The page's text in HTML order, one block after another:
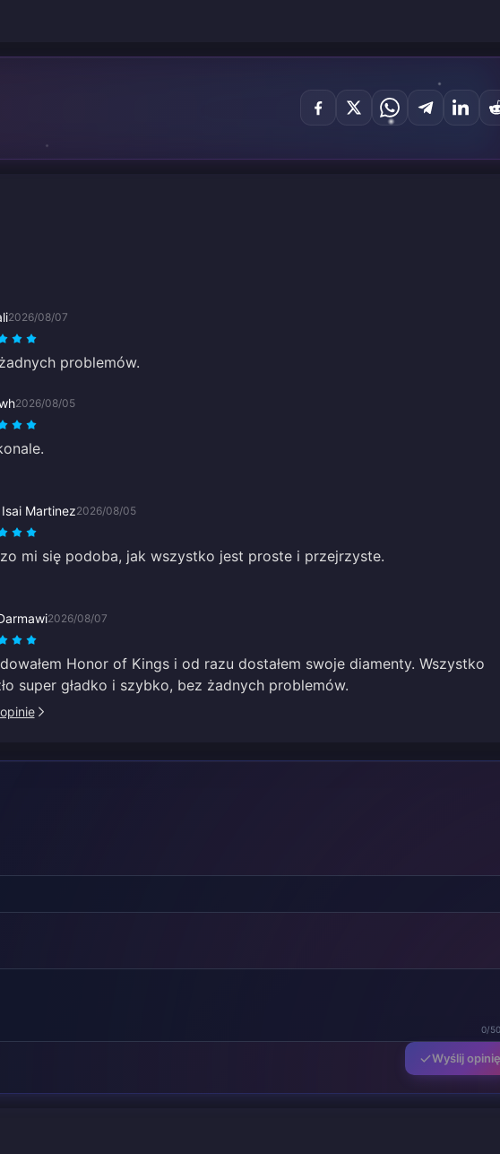
2026/08/07
problemów.
2026/08/05
Martinez2026/08/05
mi się podoba, jak wszystko jest proste i przejrzyste.
2026/08/07
Honor of Kings i od razu dostałem swoje diamenty. Wszystko
super gładko i szybko, bez żadnych problemów.
0/
Wyślij opinię